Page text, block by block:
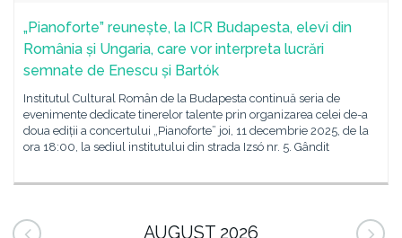
„Pianoforte” reunește, la ICR Budapesta, elevi din
România și Ungaria, care vor interpreta lucrări
semnate de Enescu și Bartók
Institutul Cultural Român de la Budapesta continuă seria de
evenimente dedicate tinerelor talente prin organizarea celei de-a
doua ediții a concertului „Pianoforte” joi, 11 decembrie 2025, de la
ora 18:00, la sediul institutului din strada Izsó nr. 5. Gândit
AUGUST 2026